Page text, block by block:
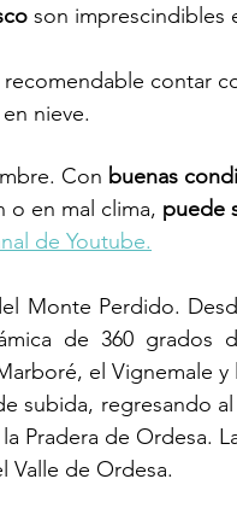
son imprescindibles
contar
nieve.
Con buenas
o en mal clima, puede
de Youtube.
Monte Perdido.
de 360 grados
el Vignemale y
subida, regresando
Pradera de Ordesa.
Valle de Ordesa.